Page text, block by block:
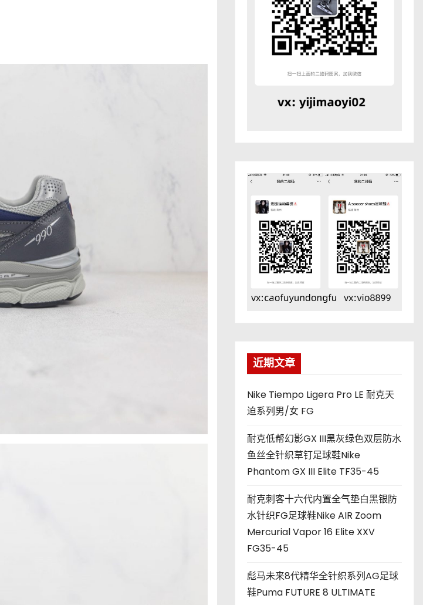
近期文章
Nike Tiempo Ligera Pro LE 耐克天
迫系列男/女 FG
耐克低帮幻影GX III黑灰绿色双层防水
鱼丝全针织草钉足球鞋Nike
Phantom GX III Elite TF35-45
耐克刺客十六代内置全气垫白黑银防
水针织FG足球鞋Nike AIR Zoom
Mercurial Vapor 16 Elite XXV
FG35-45
彪马未来8代精华全针织系列AG足球
鞋Puma FUTURE 8 ULTIMATE